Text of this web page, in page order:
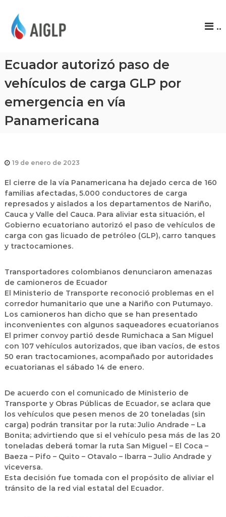
P
..
Ecuador autorizó paso de
vehículos de carga GLP por
emergencia en vía
Panamericana
19 de enero de 2023
El cierre de la vía Panamericana ha dejado cerca de 160
familias afectadas, 5.000 conductores de carga
represados y aislados a los departamentos de Nariño,
Cauca y Valle del Cauca. Para aliviar esta situación, el
Gobierno ecuatoriano autorizó el paso de vehículos de
carga con gas licuado de petróleo (GLP), carro tanques
y tractocamiones.
Transportadores colombianos denunciaron amenazas
de camioneros de Ecuador
El Ministerio de Transporte reconoció problemas en el
corredor humanitario que une a Nariño con Putumayo.
Los camioneros han dicho que se han presentado
inconvenientes con algunos saqueadores ecuatorianos
El primer convoy partió desde Rumichaca a San Miguel
con 107 vehículos autorizados, que iban vacíos, de estos
50 eran tractocamiones, acompañado por autoridades
ecuatorianas el sábado 14 de enero.
De acuerdo con el comunicado de Ministerio de
Transporte y Obras Públicas de Ecuador, se aclara que
los vehículos que pesen menos de 20 toneladas (sin
carga) podrán transitar por la ruta: Julio Andrade – La
Bonita; advirtiendo que si el vehículo pesa más de las 20
toneladas deberá tomar la ruta San Miguel – El Coca –
Baeza – Pifo – Quito – Otavalo – Ibarra – Julio Andrade y
viceversa.
Esta decisión fue tomada con el propósito de aliviar el
tránsito de la red vial estatal del Ecuador.